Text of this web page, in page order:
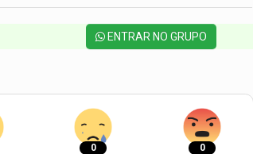
ENTRAR NO GRUPO
0 0